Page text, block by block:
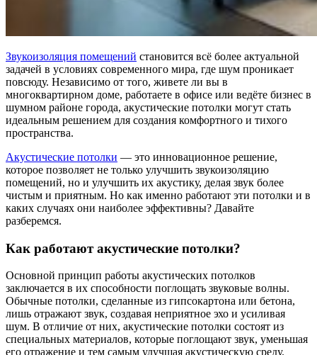
Звукоизоляция помещений становится всё более актуальной
задачей в условиях современного мира, где шум проникает
повсюду. Независимо от того, живете ли вы в
многоквартирном доме, работаете в офисе или ведёте бизнес в
шумном районе города, акустические потолки могут стать
идеальным решением для создания комфортного и тихого
пространства.
Акустические потолки — это инновационное решение,
которое позволяет не только улучшить звукоизоляцию
помещений, но и улучшить их акустику, делая звук более
чистым и приятным. Но как именно работают эти потолки и в
каких случаях они наиболее эффективны? Давайте
разберемся.
Как работают акустические потолки?
Основной принцип работы акустических потолков
заключается в их способности поглощать звуковые волны.
Обычные потолки, сделанные из гипсокартона или бетона,
лишь отражают звук, создавая неприятное эхо и усиливая
шум. В отличие от них, акустические потолки состоят из
специальных материалов, которые поглощают звук, уменьшая
его отражение и тем самым улучшая акустическую среду.